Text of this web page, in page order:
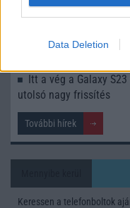
Data Deletion
A Galaxy S25 is
Itt a vég a Galaxy
utolsó nagy frissítés
További hírek
Keressen a telefonboltok